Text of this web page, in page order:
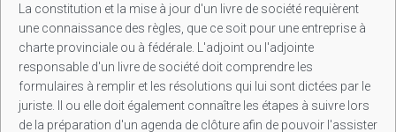
La constitution et la mise à jour d'un livre de société requièrent
une connaissance des règles, que ce soit pour une entreprise à
charte provinciale ou à fédérale. L'adjoint ou l'adjointe
responsable d'un livre de société doit comprendre les
formulaires à remplir et les résolutions qui lui sont dictées par le
juriste. Il ou elle doit également connaître les étapes à suivre lors
de la préparation d'un agenda de clôture afin de pouvoir l'assister